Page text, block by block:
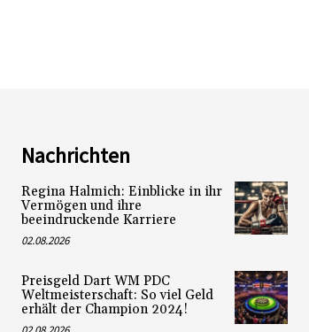
Nachrichten
Regina Halmich: Einblicke in ihr
Vermögen und ihre
beeindruckende Karriere
02.08.2026
Preisgeld Dart WM PDC
Weltmeisterschaft: So viel Geld
erhält der Champion 2024!